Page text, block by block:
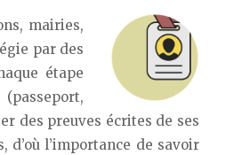
mairies,
par des
étape
des preuves écrites de ses
l’importance de savoir